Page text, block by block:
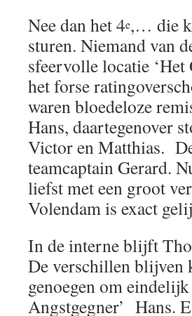
Nee dan het 4e,… die
sturen. Niemand van
sfeervolle locatie
het forse
waren bloedeloze
Hans, daartegenover
Victor en Matthias.
teamcaptain Gerard.
liefst met een groot
Volendam is exact
In de interne blijft
De verschillen blijven
genoegen om
Angstgegner’ Hans.